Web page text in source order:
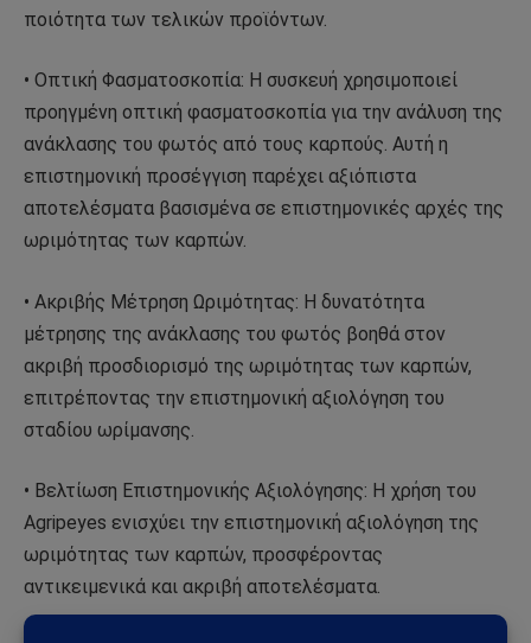
ποιότητα των τελικών προϊόντων.
• Οπτική Φασματοσκοπία: Η συσκευή χρησιμοποιεί
προηγμένη οπτική φασματοσκοπία για την ανάλυση της
ανάκλασης του φωτός από τους καρπούς. Αυτή η
επιστημονική προσέγγιση παρέχει αξιόπιστα
αποτελέσματα βασισμένα σε επιστημονικές αρχές της
ωριμότητας των καρπών.
• Ακριβής Μέτρηση Ωριμότητας: Η δυνατότητα
μέτρησης της ανάκλασης του φωτός βοηθά στον
ακριβή προσδιορισμό της ωριμότητας των καρπών,
επιτρέποντας την επιστημονική αξιολόγηση του
σταδίου ωρίμανσης.
• Βελτίωση Επιστημονικής Αξιολόγησης: Η χρήση του
Agripeyes ενισχύει την επιστημονική αξιολόγηση της
ωριμότητας των καρπών, προσφέροντας
αντικειμενικά και ακριβή αποτελέσματα.